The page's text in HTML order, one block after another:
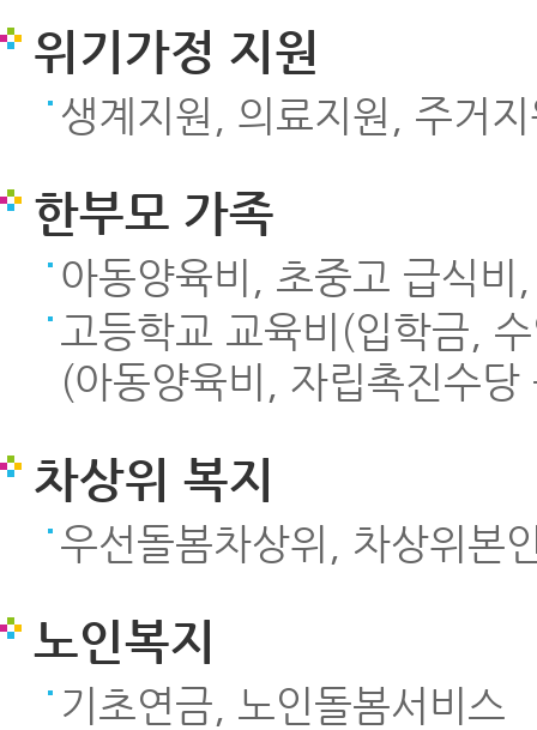
위기가정 지원
생계지원, 의료지원, 주거
한부모 가족
아동양육비, 초중고 급식비
고등학교 교육비(입학금,
(아동양육비, 자립촉진수당
차상위 복지
우선돌봄차상위, 차상위본
노인복지
기초연금, 노인돌봄서비스